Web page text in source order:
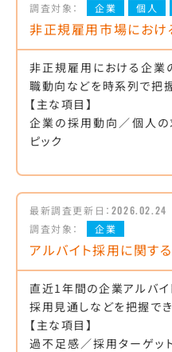
調査対象：
企業 個人
非正規雇用市場におけ
非正規雇用における企業
職動向などを時系列で把
【主な項目】
企業の採用動向／個人
ピック
最新調査更新日： 2026.02.24
調査対象：
企業
アルバイト採用に関す
直近1年間の企業アルバ
採用見通しなどを把握で
【主な項目】
過不足感／採用ターゲッ